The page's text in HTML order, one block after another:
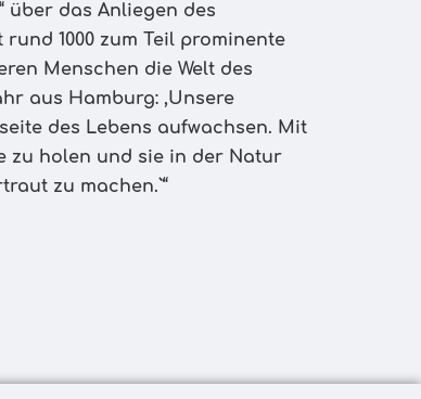
über das Anliegen des
1000 zum Teil prominente
Menschen die Welt des
aus Hamburg: ,Unsere
des Lebens aufwachsen. Mit
zu holen und sie in der Natur
zu machen.`“